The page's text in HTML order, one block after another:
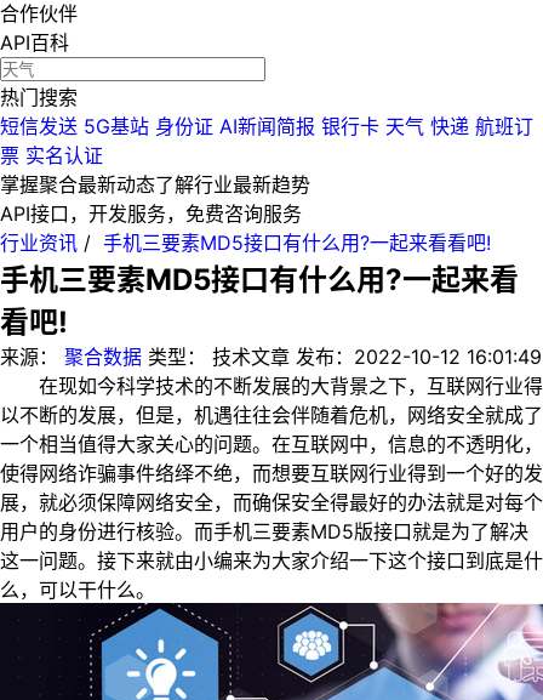
合作伙伴
API百科
热门搜索
短信发送 5G基站 身份证 AI新闻简报 银行卡 天气 快递 航班订
票 实名认证
掌握聚合最新动态了解行业最新趋势
API接口，开发服务，免费咨询服务
行业资讯 / 手机三要素MD5接口有什么用?一起来看看吧!
手机三要素MD5接口有什么用?一起来看
看吧!
来源： 聚合数据 类型： 技术文章 发布： 2022-10-12 16:01:49
在现如今科学技术的不断发展的大背景之下，互联网行业得
以不断的发展，但是，机遇往往会伴随着危机，网络安全就成了
一个相当值得大家关心的问题。在互联网中，信息的不透明化，
使得网络诈骗事件络绎不绝，而想要互联网行业得到一个好的发
展，就必须保障网络安全，而确保安全得最好的办法就是对每个
用户的身份进行核验。而手机三要素MD5版接口就是为了解决
这一问题。接下来就由小编来为大家介绍一下这个接口到底是什
么，可以干什么。